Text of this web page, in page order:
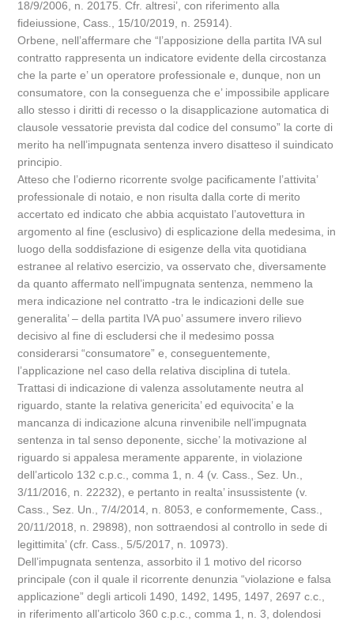
18/9/2006, n. 20175. Cfr. altresi’, con riferimento alla
fideiussione, Cass., 15/10/2019, n. 25914).
Orbene, nell’affermare che “l’apposizione della partita IVA sul
contratto rappresenta un indicatore evidente della circostanza
che la parte e’ un operatore professionale e, dunque, non un
consumatore, con la conseguenza che e’ impossibile applicare
allo stesso i diritti di recesso o la disapplicazione automatica di
clausole vessatorie prevista dal codice del consumo” la corte di
merito ha nell’impugnata sentenza invero disatteso il suindicato
principio.
Atteso che l’odierno ricorrente svolge pacificamente l’attivita’
professionale di notaio, e non risulta dalla corte di merito
accertato ed indicato che abbia acquistato l’autovettura in
argomento al fine (esclusivo) di esplicazione della medesima, in
luogo della soddisfazione di esigenze della vita quotidiana
estranee al relativo esercizio, va osservato che, diversamente
da quanto affermato nell’impugnata sentenza, nemmeno la
mera indicazione nel contratto -tra le indicazioni delle sue
generalita’ – della partita IVA puo’ assumere invero rilievo
decisivo al fine di escludersi che il medesimo possa
considerarsi “consumatore” e, conseguentemente,
l’applicazione nel caso della relativa disciplina di tutela.
Trattasi di indicazione di valenza assolutamente neutra al
riguardo, stante la relativa genericita’ ed equivocita’ e la
mancanza di indicazione alcuna rinvenibile nell’impugnata
sentenza in tal senso deponente, sicche’ la motivazione al
riguardo si appalesa meramente apparente, in violazione
dell’articolo 132 c.p.c., comma 1, n. 4 (v. Cass., Sez. Un.,
3/11/2016, n. 22232), e pertanto in realta’ insussistente (v.
Cass., Sez. Un., 7/4/2014, n. 8053, e conformemente, Cass.,
20/11/2018, n. 29898), non sottraendosi al controllo in sede di
legittimita’ (cfr. Cass., 5/5/2017, n. 10973).
Dell’impugnata sentenza, assorbito il 1 motivo del ricorso
principale (con il quale il ricorrente denunzia “violazione e falsa
applicazione” degli articoli 1490, 1492, 1495, 1497, 2697 c.c.,
in riferimento all’articolo 360 c.p.c., comma 1, n. 3, dolendosi